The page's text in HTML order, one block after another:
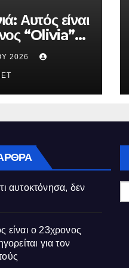
Αυτός είναι
“Olivia”
για
της
2026
αυτοκτόνησα, δεν
είναι ο 23χρονος
για τον